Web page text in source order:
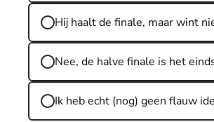
Hij haalt de finale, maar wint
Nee, de halve finale is het
Ik heb echt (nog) geen flauw